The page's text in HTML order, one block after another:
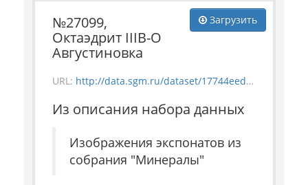
Загрузить
№27099,
Октаэдрит IIIB-O
Августиновка
URL: http://data.sgm.ru/dataset/17744eed-27fa-4a9a-bc72-4e657fa570af/resource/75eb20c8-604d-4f4d-a36a-8890780e0bf8/download/mineral_27099.jpg
Из описания набора данных
Изображения экспонатов из
собрания "Минералы"